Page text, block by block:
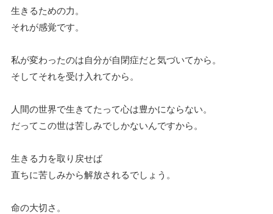
生きるための力。
それが感覚です。
私が変わったのは自分が自閉症だと気づいてから。
そしてそれを受け入れてから。
人間の世界で生きてたって心は豊かにならない。
だってこの世は苦しみでしかないんですから。
生きる力を取り戻せば
直ちに苦しみから解放されるでしょう。
命の大切さ。